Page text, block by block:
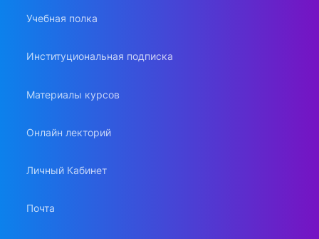
Учебная полка
Институциональная подписка
Материалы курсов
Онлайн лекторий
Личный Кабинет
Почта